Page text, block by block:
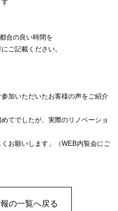
す
合の良い時間を
ご記載ください。
加いただいたお客様の声をご紹介
てでしたが、実際のリノベーショ
お願いします」（WEB内覧会にご
の一覧へ戻る